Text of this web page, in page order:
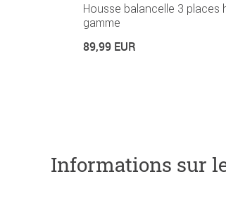
Housse balancelle 3 places
gamme
89,99 EUR
Informations sur